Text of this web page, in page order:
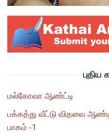
மல்கோவா ஆண்ட்டி
பக்கத்து வீட்டு விதவை
பாகம் -1